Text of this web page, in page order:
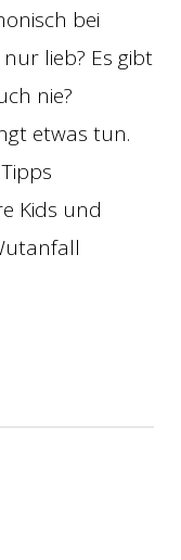
bei
lieb? Es gibt
nie?
etwas tun.
Kids und